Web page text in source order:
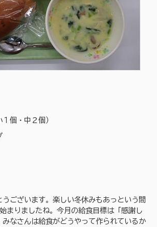
個・中２個）
ございます。楽しい冬休みもあっという間
まりましたね。今月の給食目標は「感謝し
みなさんは給食がどうやって作られているか